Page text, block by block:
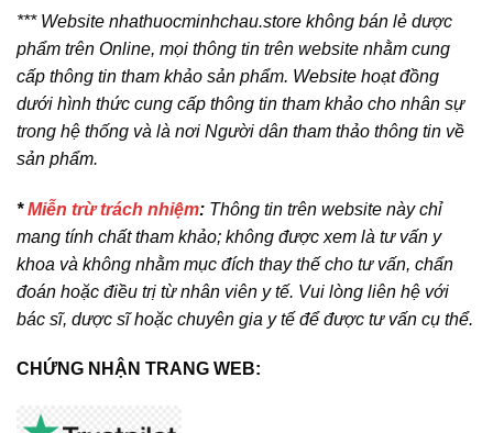
*** Website nhathuocminhchau.store không bán lẻ dược
phẩm trên Online, mọi thông tin trên website nhằm cung
cấp thông tin tham khảo sản phẩm. Website hoạt đồng
dưới hình thức cung cấp thông tin tham khảo cho nhân sự
trong hệ thống và là nơi Người dân tham thảo thông tin về
sản phẩm.
*Miễn trừ trách nhiệm: Thông tin trên website này chỉ
mang tính chất tham khảo; không được xem là tư vấn y
khoa và không nhằm mục đích thay thế cho tư vấn, chẩn
đoán hoặc điều trị từ nhân viên y tế. Vui lòng liên hệ với
bác sĩ, dược sĩ hoặc chuyên gia y tế để được tư vấn cụ thể.
CHỨNG NHẬN TRANG WEB: